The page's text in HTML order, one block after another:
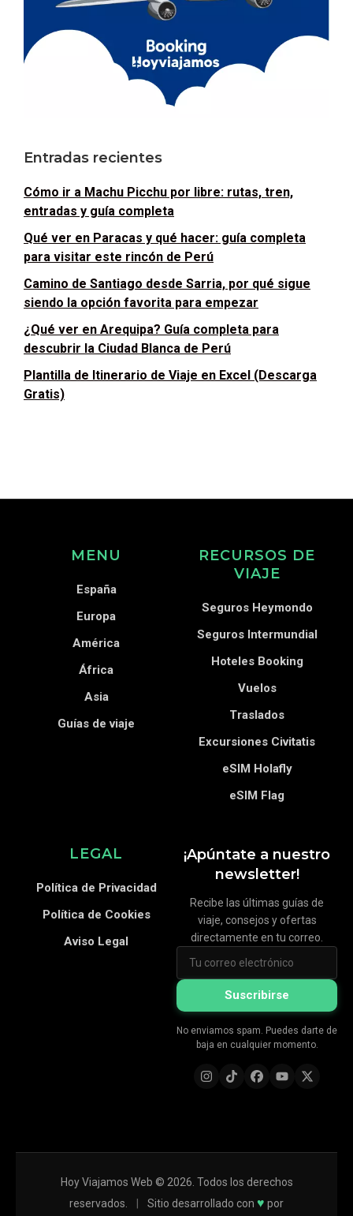
Entradas recientes
Cómo ir a Machu Picchu por libre: rutas, tren,
entradas y guía completa
Qué ver en Paracas y qué hacer: guía completa
para visitar este rincón de Perú
Camino de Santiago desde Sarria, por qué sigue
siendo la opción favorita para empezar
¿Qué ver en Arequipa? Guía completa para
descubrir la Ciudad Blanca de Perú
Plantilla de Itinerario de Viaje en Excel (Descarga
Gratis)
¡Apúntate a nuestro
newsletter!
Recibe las últimas guías de
viaje, consejos y ofertas
directamente en tu correo.
Suscribirse
No enviamos spam. Puedes darte de
baja en cualquier momento.
MENU
España
Europa
América
África
Asia
Guías de viaje
RECURSOS DE
VIAJE
Seguros Heymondo
Seguros Intermundial
Hoteles Booking
Vuelos
Traslados
Excursiones Civitatis
eSIM Holafly
eSIM Flag
LEGAL
Política de Privacidad
Política de Cookies
Aviso Legal
Hoy Viajamos Web © 2026. Todos los derechos
reservados.
Sitio desarrollado con ♥ por